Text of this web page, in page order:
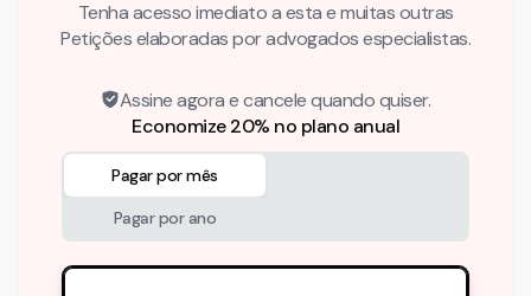
Tenha acesso imediato a esta e muitas outras
Petições elaboradas por advogados especialistas.
Assine agora e cancele quando quiser.
Economize 20% no plano anual
Pagar por mês
Pagar por ano